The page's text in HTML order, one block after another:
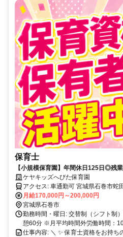
保育士
【小規模保育園】年間休日125日◎残
員保育士_住宅手当あり
ケヤキッズへびた保育園
アクセス: 車通勤可 宮城県石巻市蛇田字埣寺2-2 大きな地図を見る JR
仙石線 蛇田駅から徒歩で10分 JR仙
JR仙石線 石巻あゆみ野駅から徒歩で
月給170,000円～200,000円
宮城県石巻市
勤務時間・曜日: 交替制（シフト制
憩60分 ※月平均時間外労働時間：
仕事内容: ＼ ✨ 保育士資格をお持ち